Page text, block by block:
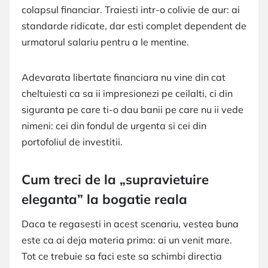
colapsul financiar. Traiesti intr-o colivie de aur: ai
standarde ridicate, dar esti complet dependent de
urmatorul salariu pentru a le mentine.
Adevarata libertate financiara nu vine din cat
cheltuiesti ca sa ii impresionezi pe ceilalti, ci din
siguranta pe care ti-o dau banii pe care nu ii vede
nimeni: cei din fondul de urgenta si cei din
portofoliul de investitii.
Cum treci de la „supravietuire
eleganta” la bogatie reala
Daca te regasesti in acest scenariu, vestea buna
este ca ai deja materia prima: ai un venit mare.
Tot ce trebuie sa faci este sa schimbi directia